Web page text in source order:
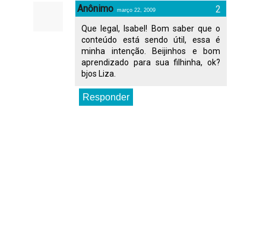
Anônimo março 22, 2009
Que legal, Isabel! Bom saber que o
conteúdo está sendo útil, essa é
minha intenção. Beijinhos e bom
aprendizado para sua filhinha, ok?
bjos Liza.
Responder